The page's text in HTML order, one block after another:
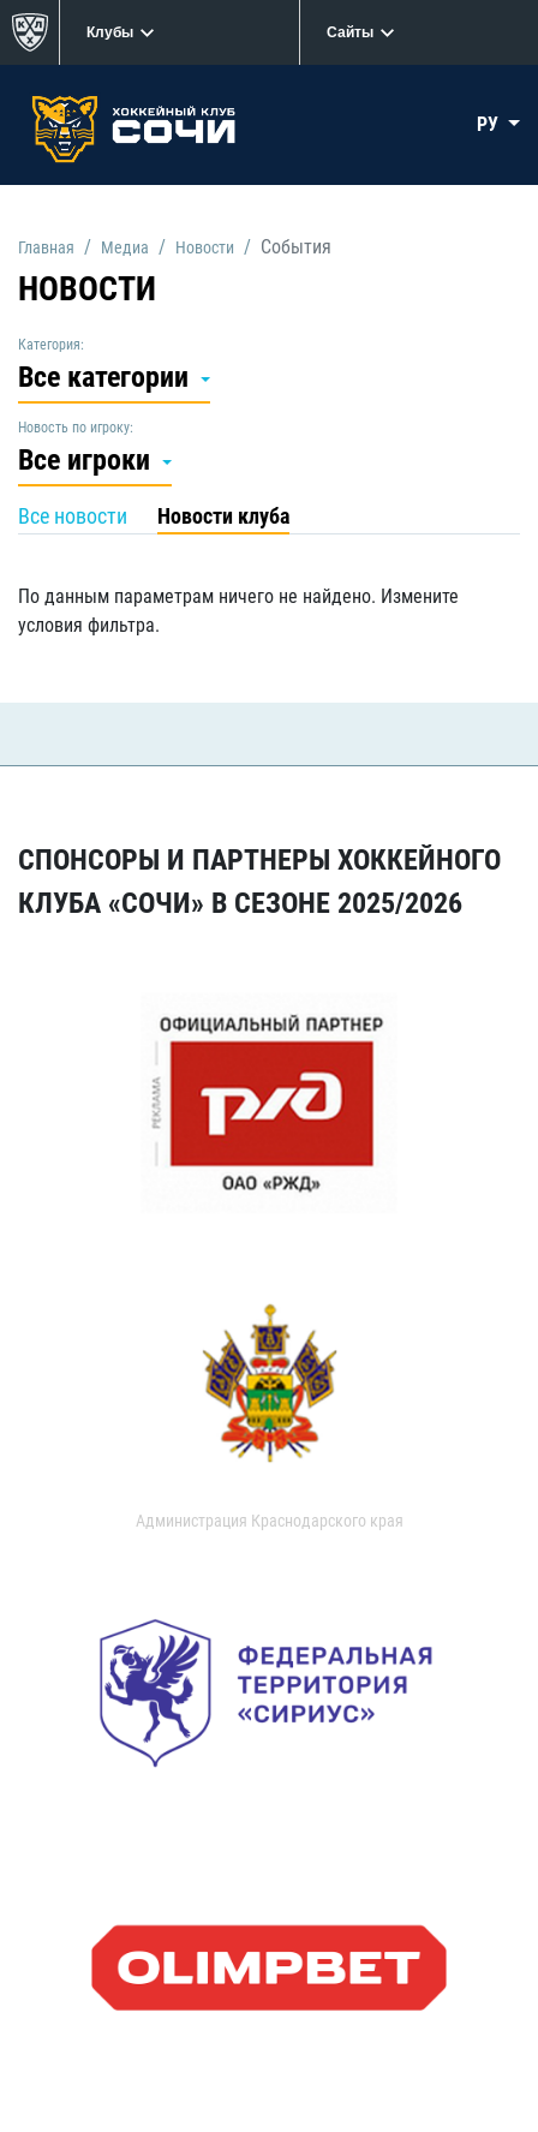
Клубы Сайты
РУ
Главная Медиа Новости События
НОВОСТИ
Категория:
Все категории
Новость по игроку:
Все игроки
Все новости Новости клуба
По данным параметрам ничего не найдено. Измените
условия фильтра.
СПОНСОРЫ И ПАРТНЕРЫ ХОККЕЙНОГО
КЛУБА «СОЧИ» В СЕЗОНЕ 2025/2026
Администрация Краснодарского края